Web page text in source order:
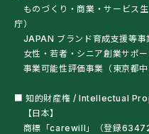
ものづくり・商業・サービス
庁）
JAPAN ブランド育成支援等事
女性・若者・シニア創業サポー
事業可能性評価事業（東京都中
■ 知的財産権 / Intellectual
【日本】
商標「carewill」（登録